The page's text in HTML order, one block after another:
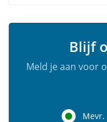
Blijf
Meld je aan voor
Mevr.